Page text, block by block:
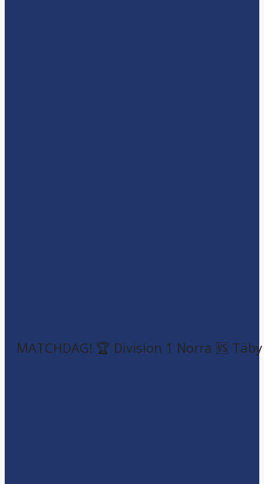
MATCHDAG! 🏆 Division 1 Norra 🆚